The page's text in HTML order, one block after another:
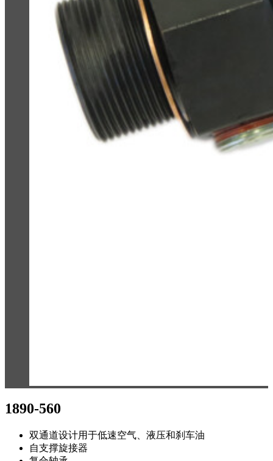
1890-560
双通道设计用于低速空气、液压和刹车油
自支撑旋接器